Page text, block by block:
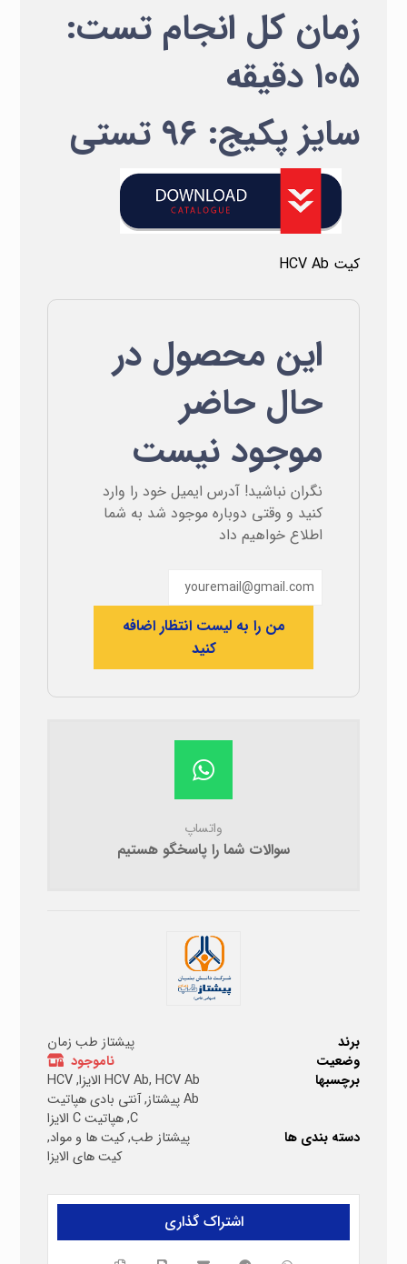
زمان کل انجام تست:
۱۰۵ دقیقه
سایز پکیج: ۹۶ تستی
کیت HCV Ab
این محصول در
حال حاضر
موجود نیست
نگران نباشید! آدرس ایمیل خود را وارد
کنید و وقتی دوباره موجود شد به شما
اطلاع خواهیم داد
من را به لیست انتظار اضافه
کنید
واتساپ
سوالات شما را پاسخگو هستیم
برند
پیشتاز طب زمان
وضعیت
ناموجود
برچسبها
HCV Ab,HCV Ab الایزا ,
HCV
Ab پیشتاز
,آنتی بادی هپاتیت
C
,هپاتیت C الایزا
دسته بندی ها
پیشتاز طب,کیت ها و مواد,
کیت های الایزا